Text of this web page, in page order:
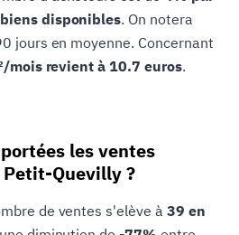
disponibles. On notera
jours en moyenne. Concernant
mois revient à 10.7 euros.
les ventes
Quevilly ?
de ventes s'elève à 39 en